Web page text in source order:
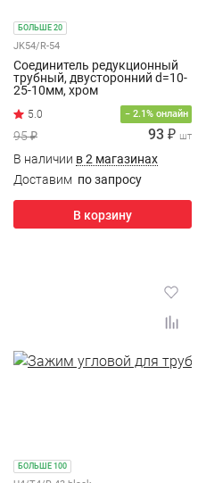
БОЛЬШЕ 20
JK54/R-54
Соединитель редукционный
трубный, двусторонний d=10-
25-10мм, хром
− 2.1% онлайн
95 ₽ 93 ₽ шт
В наличии в 2 магазинах
Доставим по запросу
В корзину
БОЛЬШЕ 100